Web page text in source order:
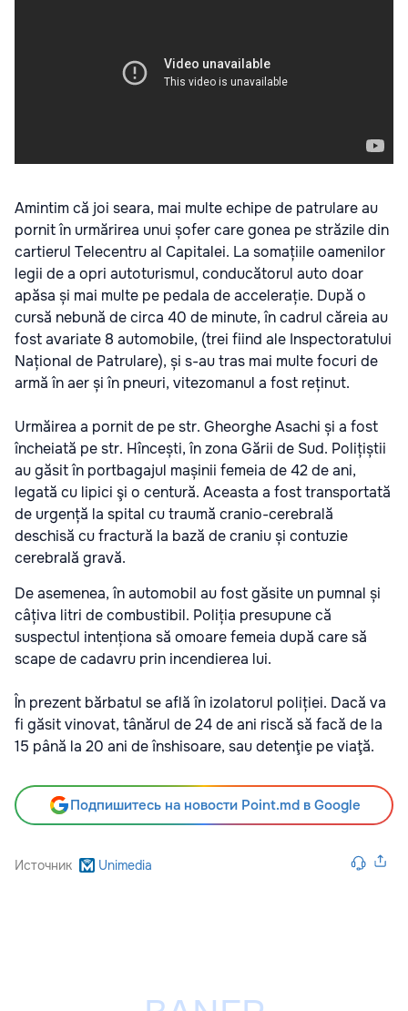
Amintim că joi seara, mai multe echipe de patrulare au
pornit în urmărirea unui șofer care gonea pe străzile din
cartierul Telecentru al Capitalei. La somațiile oamenilor
legii de a opri autoturismul, conducătorul auto doar
apăsa și mai multe pe pedala de accelerație. După o
cursă nebună de circa 40 de minute, în cadrul căreia au
fost avariate 8 automobile, (trei fiind ale Inspectoratului
Național de Patrulare), și s-au tras mai multe focuri de
armă în aer și în pneuri, vitezomanul a fost reținut.
Urmăirea a pornit de pe str. Gheorghe Asachi și a fost
încheiată pe str. Hîncești, în zona Gării de Sud. Polițiștii
au găsit în portbagajul mașinii femeia de 42 de ani,
legată cu lipici şi o centură. Aceasta a fost transportată
de urgență la spital cu traumă cranio-cerebrală
deschisă cu fractură la bază de craniu și contuzie
cerebrală gravă.
De asemenea, în automobil au fost găsite un pumnal și
câțiva litri de combustibil. Poliția presupune că
suspectul intenționa să omoare femeia după care să
scape de cadavru prin incendierea lui.
În prezent bărbatul se află în izolatorul poliției. Dacă va
fi găsit vinovat, tânărul de 24 de ani riscă să facă de la
15 până la 20 ani de înshisoare, sau detenţie pe viaţă.
Подпишитесь на новости Point.md в Google
Источник Unimedia